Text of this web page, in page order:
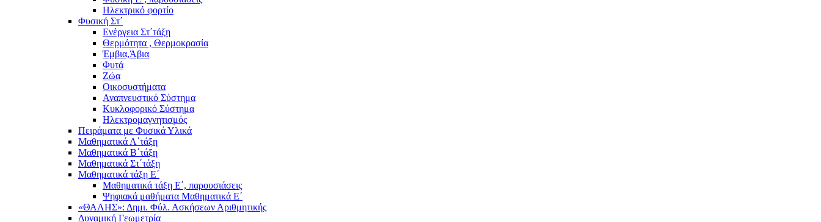
Ηλεκτρικό φορτίο
Φυσική Στ΄
Ενέργεια Στ΄τάξη
Θερμότητα , Θερμοκρασία
Έμβια,Άβια
Φυτά
Ζώα
Οικοσυστήματα
Αναπνευστικό Σύστημα
Κυκλοφορικό Σύστημα
Ηλεκτρομαγνητισμός
Πειράματα με Φυσικά Υλικά
Μαθηματικά Α΄τάξη
Μαθηματικά Β΄τάξη
Μαθηματικά Στ΄τάξη
Μαθηματικά τάξη Ε΄
Μαθηματικά τάξη Ε΄, παρουσιάσεις
Ψηφιακά μαθήματα Μαθηματικά Ε΄
«ΘΑΛΗΣ»: Δημι. Φύλ. Ασκήσεων Αριθμητικής
Δυναμική Γεωμετρία